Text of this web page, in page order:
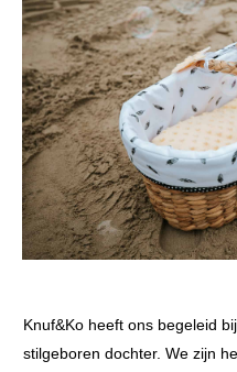
Knuf&Ko heeft ons begeleid
stilgeboren dochter. We zijn